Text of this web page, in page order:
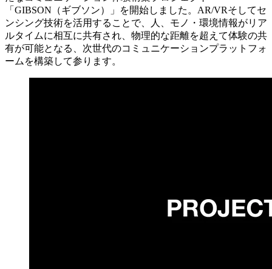
「GIBSON（ギブソン）」を開始しました。AR/VRそしてセ
ンシング技術を活用することで、人、モノ・環境情報がリア
ルタイムに相互に共有され、物理的な距離を超えて体験の共
有が可能となる、次世代のコミュニケーションプラットフォ
ームを構築して参ります。